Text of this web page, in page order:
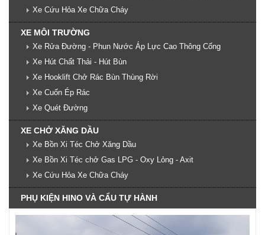
Xe Cứu Hỏa Xe Chữa Cháy
XE MÔI TRƯỜNG
Xe Rửa Đường - Phun Nước Áp Lực Cao Thông Cống
Xe Hút Chất Thải - Hút Bùn
Xe Hooklift Chở Rác Bùn Thùng Rời
Xe Cuốn Ép Rác
Xe Quét Đường
XE CHỞ XĂNG DẦU
Xe Bồn Xi Téc Chở Xăng Dầu
Xe Bồn Xi Téc chở Gas LPG - Oxy Lỏng - Axit
Xe Cứu Hỏa Xe Chữa Cháy
PHỤ KIỆN HINO VÀ CẨU TỰ HÀNH